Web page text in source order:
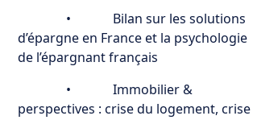
• Bilan sur les solutions
d’épargne en France et la psychologie
de l’épargnant français
• Immobilier &
perspectives : crise du logement, crise